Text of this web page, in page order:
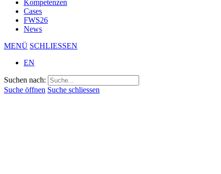
Kompetenzen
Cases
FWS26
News
MENÜ SCHLIESSEN
EN
Suchen nach:
Suche öffnen Suche schliessen